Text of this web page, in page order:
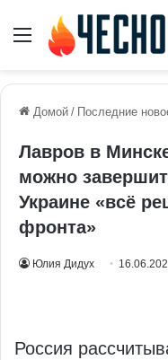
Меню
Домой / Последние
Лавров в
можно
Украине «всё
фронта»
Юлия Дидух
Россия